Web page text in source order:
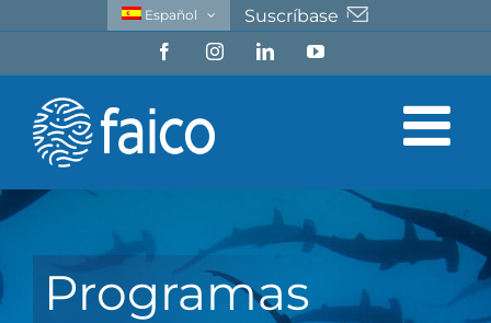
contenido
Español Suscríbase
FacebookInstagramLinkedInYouTube
Programas